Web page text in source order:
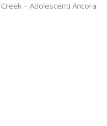
Creek – Adolescenti Ancora